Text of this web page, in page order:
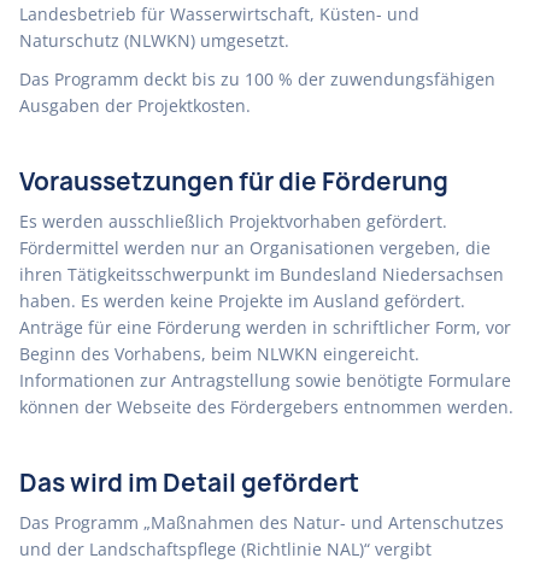
Landesbetrieb für Wasserwirtschaft, Küsten- und
Naturschutz (NLWKN) umgesetzt.
Das Programm deckt bis zu 100 % der zuwendungsfähigen
Ausgaben der Projektkosten.
Voraussetzungen für die Förderung
Es werden ausschließlich Projektvorhaben gefördert.
Fördermittel werden nur an Organisationen vergeben, die
ihren Tätigkeitsschwerpunkt im Bundesland Niedersachsen
haben. Es werden keine Projekte im Ausland gefördert.
Anträge für eine Förderung werden in schriftlicher Form, vor
Beginn des Vorhabens, beim NLWKN eingereicht.
Informationen zur Antragstellung sowie benötigte Formulare
können der Webseite des Fördergebers entnommen werden.
Das wird im Detail gefördert
Das Programm „Maßnahmen des Natur- und Artenschutzes
und der Landschaftspflege (Richtlinie NAL)“ vergibt